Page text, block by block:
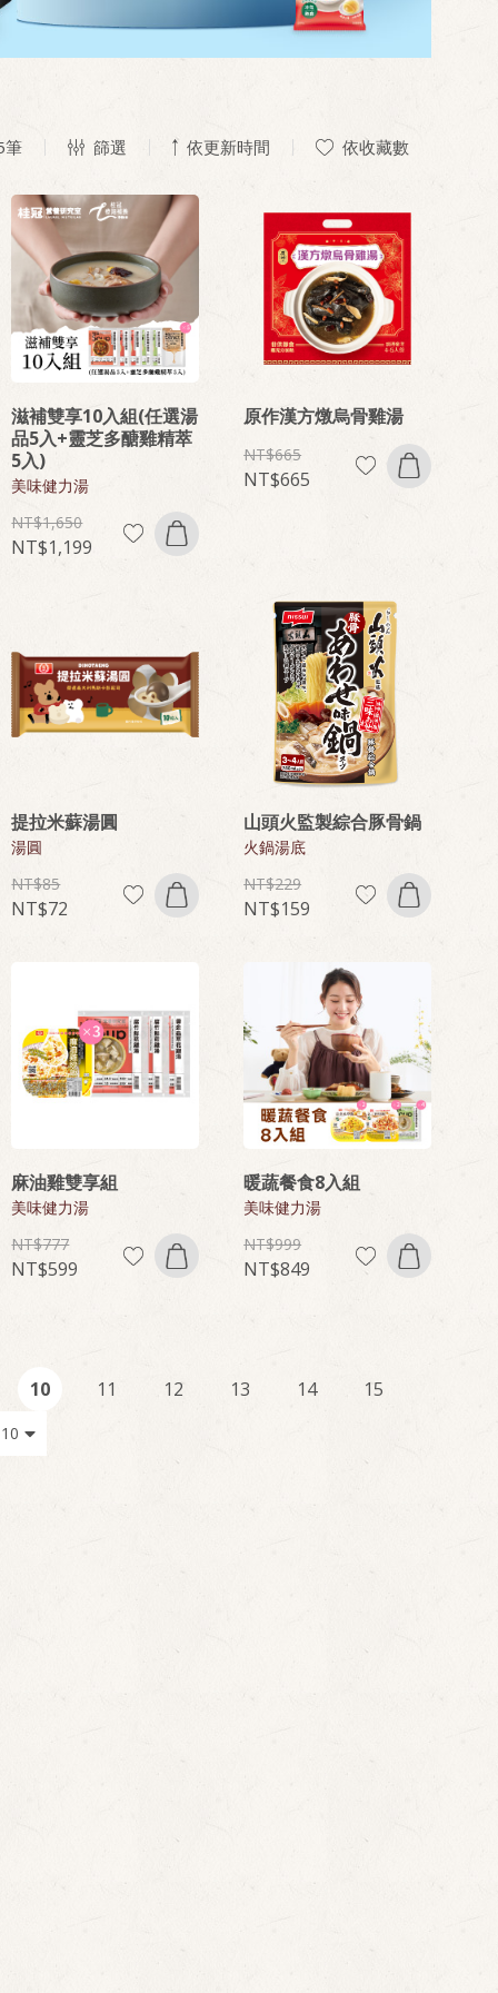
筆 篩選 依更新時間 依收藏數
滋補雙享10入組(任選湯
品5入+靈芝多醣雞精萃
5入)
美味健力湯
1,650
1,199
原作漢方燉烏骨雞湯
665
665
提拉米蘇湯圓
湯圓
85
72
山頭火監製綜合豚骨鍋
火鍋湯底
229
159
麻油雞雙享組
美味健力湯
777
599
暖蔬餐食8入組
美味健力湯
999
849
10 11 12 13 14 15